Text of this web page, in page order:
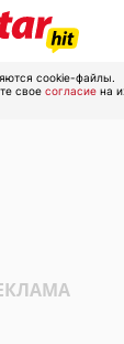
cookie-файлы.
свое согласие на